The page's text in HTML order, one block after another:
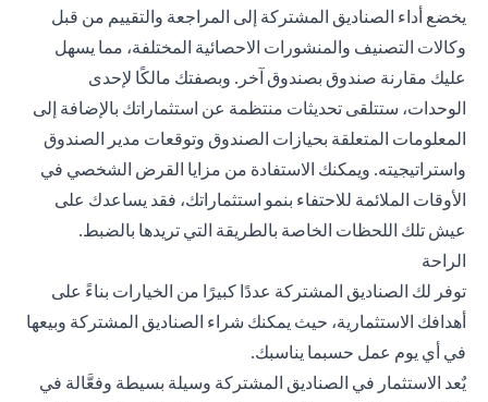
يخضع أداء الصناديق المشتركة إلى المراجعة والتقييم من قبل
وكالات التصنيف والمنشورات الاحصائية المختلفة، مما يسهل
عليك مقارنة صندوق بصندوق آخر. وبصفتك مالكًا لإحدى
الوحدات، ستتلقى تحديثات منتظمة عن استثماراتك بالإضافة إلى
المعلومات المتعلقة بحيازات الصندوق وتوقعات مدير الصندوق
واستراتيجيته. ويمكنك الاستفادة من مزايا القرض الشخصي في
الأوقات الملائمة للاحتفاء بنمو استثماراتك، فقد يساعدك على
عيش تلك اللحظات الخاصة بالطريقة التي تريدها بالضبط.
الراحة
توفر لك الصناديق المشتركة عددًا كبيرًا من الخيارات بناءً على
أهدافك الاستثمارية، حيث يمكنك شراء الصناديق المشتركة وبيعها
في أي يوم عمل حسبما يناسبك.
يٌعد الاستثمار في الصناديق المشتركة وسيلة بسيطة وفعَّالة في